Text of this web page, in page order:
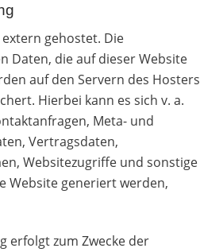
gehostet. Die
Daten, die auf dieser Website
auf den Servern des Hosters
Hierbei kann es sich v. a.
Meta- und
Vertragsdaten,
Websitezugriffe und sonstige
Website generiert werden,
erfolgt zum Zwecke der